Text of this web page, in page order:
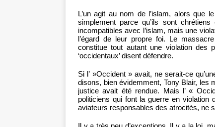
L’un agit au nom de l’islam, alors que
simplement parce qu’ils sont
incompatibles avec l’islam, mais une
l’égard de leur propre foi. Le
constitue tout autant une violation des
‘occidentaux’ disent défendre.
Si l’ »Occident » avait, ne serait-ce
disons, bien évidemment, Tony Blair, les
justice avait été rendue. Mais l’ «
politiciens qui font la guerre en violation
aviateurs responsables des atrocités, ne